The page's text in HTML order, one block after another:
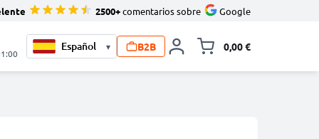
2500+comentarios sobre Google
▾ B2B 0,00 €